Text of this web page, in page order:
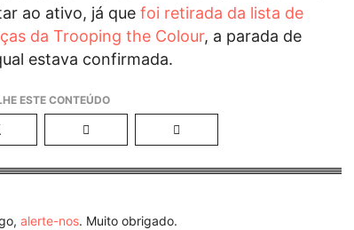
ao ativo, já que foi retirada da lista de
da Trooping the Colour, a parada de
estava confirmada.
alerte-nos. Muito obrigado.